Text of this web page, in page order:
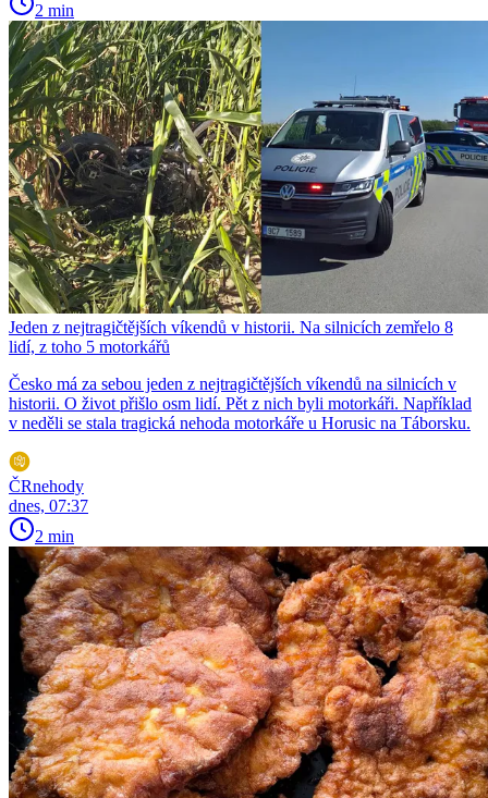
2 min
Jeden z nejtragičtějších víkendů v historii. Na silnicích zemřelo 8
lidí, z toho 5 motorkářů
Česko má za sebou jeden z nejtragičtějších víkendů na silnicích v
historii. O život přišlo osm lidí. Pět z nich byli motorkáři. Například
v neděli se stala tragická nehoda motorkáře u Horusic na Táborsku.
ČRnehody
dnes, 07:37
2 min